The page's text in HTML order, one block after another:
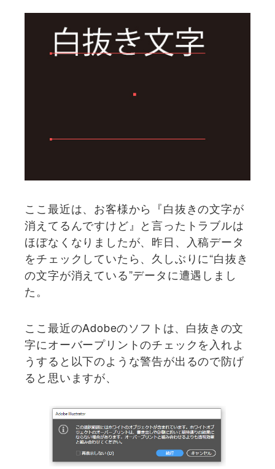
ここ最近は、お客様から『白抜きの文字が
消えてるんですけど』と言ったトラブルは
ほぼなくなりましたが、昨日、入稿データ
をチェックしていたら、久しぶりに“白抜き
の文字が消えている”データに遭遇しまし
た。
ここ最近のAdobeのソフトは、白抜きの文
字にオーバープリントのチェックを入れよ
うすると以下のような警告が出るので防げ
ると思いますが、